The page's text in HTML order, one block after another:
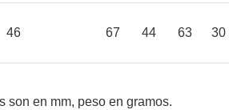
46 67 44 63 30
son en mm, peso en gramos.